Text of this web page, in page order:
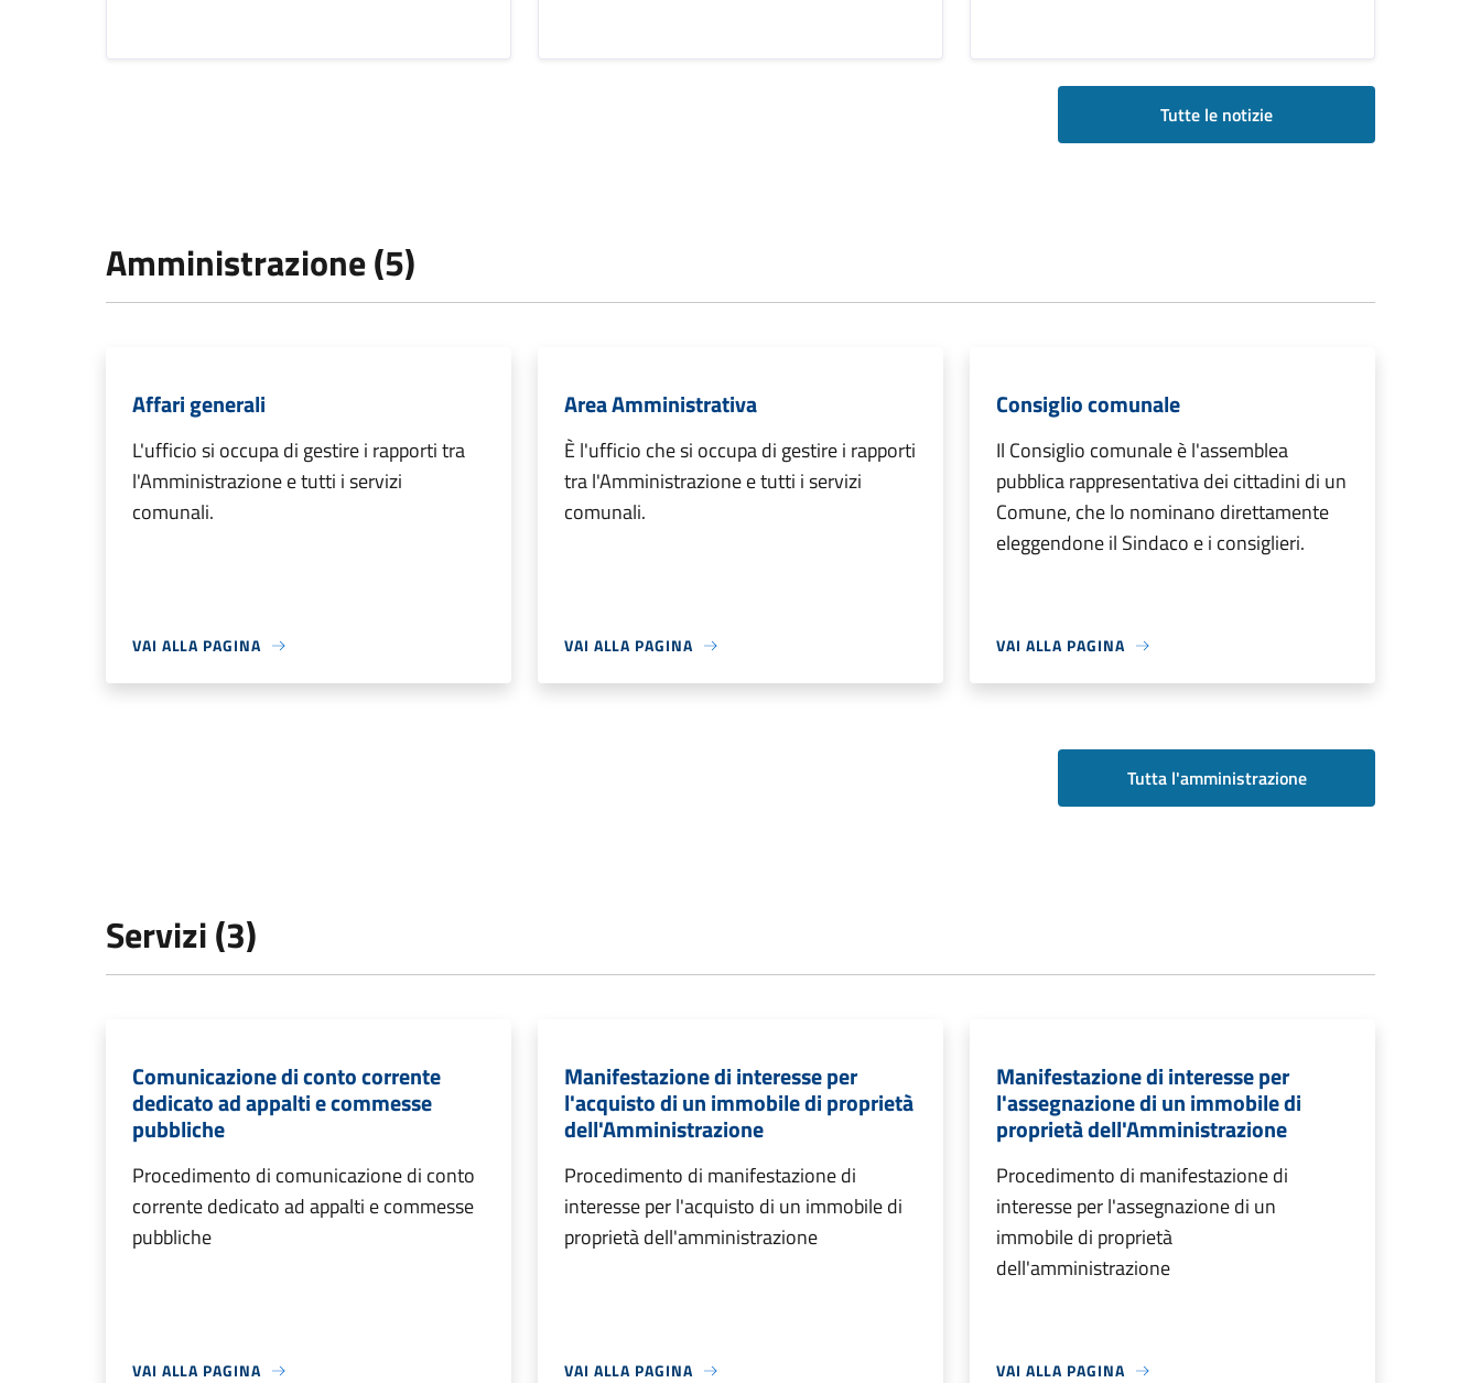
Tutte le notizie
Amministrazione (5)
Affari generali
L'ufficio si occupa di gestire i rapporti tra
l'Amministrazione e tutti i servizi
comunali.
VAI ALLA PAGINA
Area Amministrativa
È l'ufficio che si occupa di gestire i rapporti
tra l'Amministrazione e tutti i servizi
comunali.
VAI ALLA PAGINA
Consiglio comunale
Il Consiglio comunale è l'assemblea
pubblica rappresentativa dei cittadini di un
Comune, che lo nominano direttamente
eleggendone il Sindaco e i consiglieri.
VAI ALLA PAGINA
Tutta l'amministrazione
Servizi (3)
Comunicazione di conto corrente
dedicato ad appalti e commesse
pubbliche
Procedimento di comunicazione di conto
corrente dedicato ad appalti e commesse
pubbliche
VAI ALLA PAGINA
Manifestazione di interesse per
l'acquisto di un immobile di proprietà
dell'Amministrazione
Procedimento di manifestazione di
interesse per l'acquisto di un immobile di
proprietà dell'amministrazione
VAI ALLA PAGINA
Manifestazione di interesse per
l'assegnazione di un immobile di
proprietà dell'Amministrazione
Procedimento di manifestazione di
interesse per l'assegnazione di un
immobile di proprietà
dell'amministrazione
VAI ALLA PAGINA